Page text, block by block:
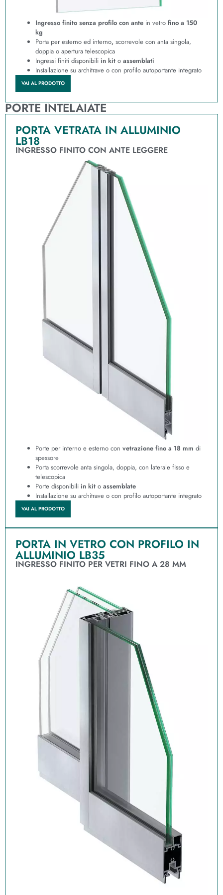
Ingresso finito senza profilo con ante in vetro fino a 150
kg
Porta per esterno ed interno, scorrevole con anta singola,
doppia o apertura telescopica
Ingressi finiti disponibili in kit o assemblati
Installazione su architrave o con profilo autoportante integrato
VAI AL PRODOTTO
PORTE INTELAIATE
PORTA VETRATA IN ALLUMINIO
LB18
INGRESSO FINITO CON ANTE LEGGERE
Porte per interno e esterno con vetrazione fino a 18 mm di
spessore
Porta scorrevole anta singola, doppia, con laterale fisso e
telescopica
Porte disponibili in kit o assemblate
Installazione su architrave o con profilo autoportante integrato
VAI AL PRODOTTO
PORTA IN VETRO CON PROFILO IN
ALLUMINIO LB35
INGRESSO FINITO PER VETRI FINO A 28 MM